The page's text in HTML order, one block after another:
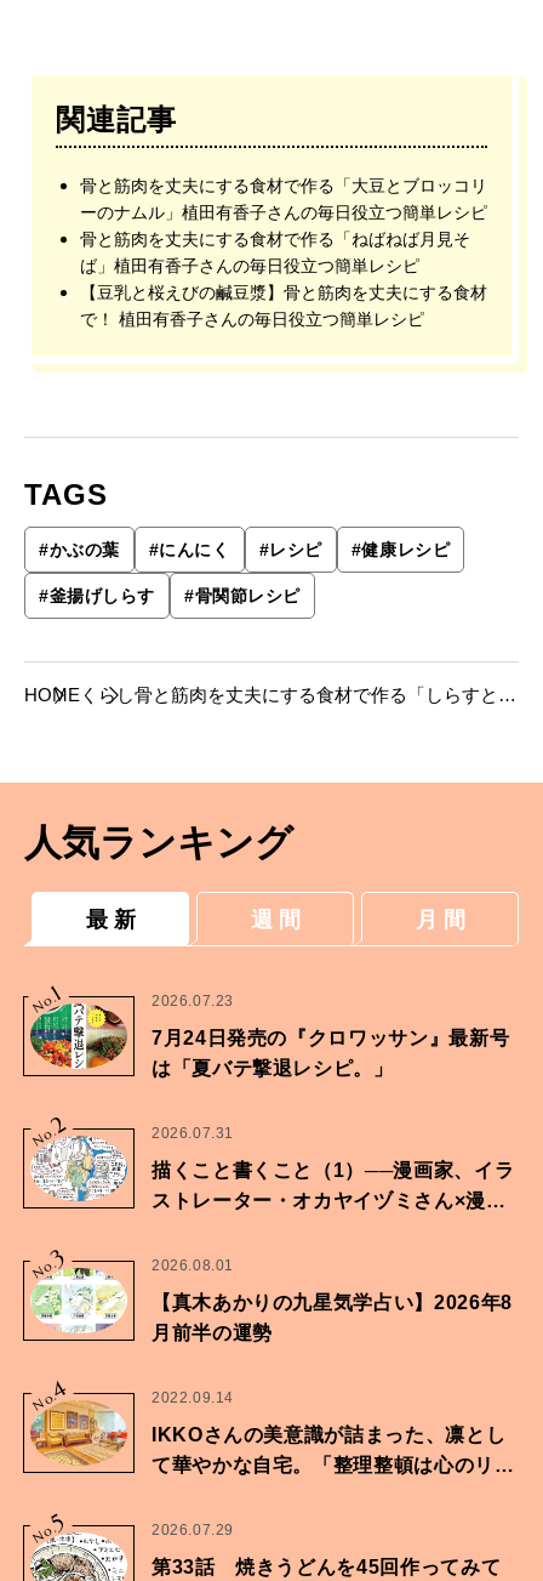
関連記事
骨と筋肉を丈夫にする食材で作る「大豆とブロッコリ
ーのナムル」植田有香子さんの毎日役立つ簡単レシピ
骨と筋肉を丈夫にする食材で作る「ねばねば月見そ
ば」植田有香子さんの毎日役立つ簡単レシピ
【豆乳と桜えびの鹹豆漿】骨と筋肉を丈夫にする食材
で！ 植田有香子さんの毎日役立つ簡単レシピ
TAGS
#かぶの葉 #にんにく #レシピ #健康レシピ
#釜揚げしらす #骨関節レシピ
HOME くらし骨と筋肉を丈夫にする食材で作る「しらすとか
人気ランキング
最 新 週 間 月 間
No.
1 2026.07.23
7月24日発売の『クロワッサン』最新号
は「夏バテ撃退レシピ。」
No.2 2026.07.31
描くこと書くこと（1）──漫画家、イラ
ストレーター・オカヤイヅミさん×漫画
No.
3 2026.08.01
【真木あかりの九星気学占い】2026年8
月前半の運勢
No.
4 2022.09.14
IKKOさんの美意識が詰まった、凛とし
て華やかな自宅。「整理整頓は心のリズ
No.
5 2026.07.29
第33話 焼きうどんを45回作ってみて